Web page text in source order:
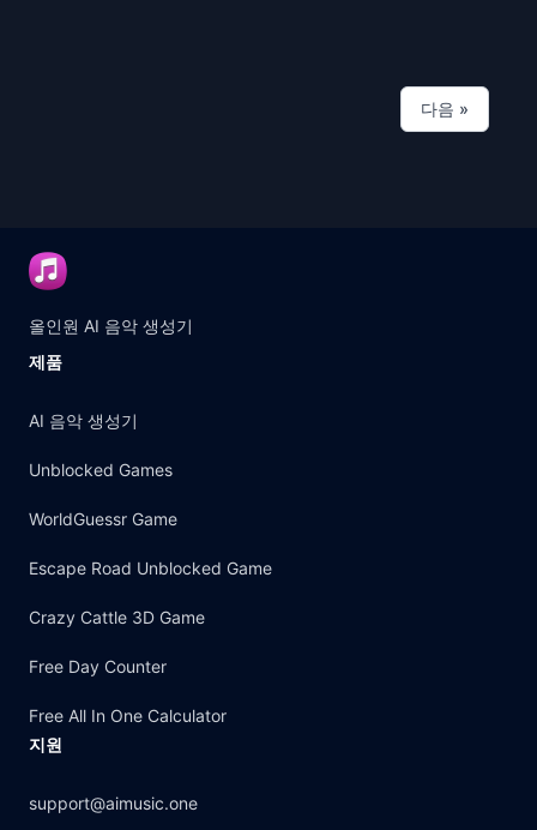
다음 »
올인원 AI 음악 생성기
제품
AI 음악 생성기
Unblocked Games
WorldGuessr Game
Escape Road Unblocked Game
Crazy Cattle 3D Game
Free Day Counter
Free All In One Calculator
지원
support@aimusic.one